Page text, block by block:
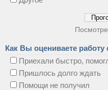
Как Вы оцениваете работу
Приехали быстро,
Пришлось долго ждать
Помощи не получил